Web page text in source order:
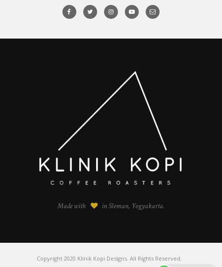
Made with in Sleman, Yogyakarta.
Copyright 2020 Klinik Kopi Designs. All Rights Reserved.